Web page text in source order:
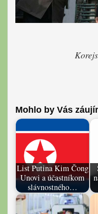
Mohlo by Vás
List Putina Kim Čong
Unovi a účastníkom
slávnostného…